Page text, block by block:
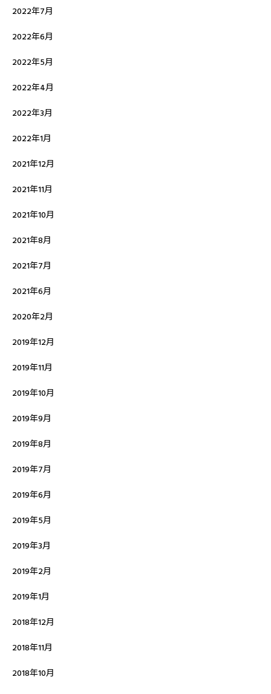
2022年7月
2022年6月
2022年5月
2022年4月
2022年3月
2022年1月
2021年12月
2021年11月
2021年10月
2021年8月
2021年7月
2021年6月
2020年2月
2019年12月
2019年11月
2019年10月
2019年9月
2019年8月
2019年7月
2019年6月
2019年5月
2019年3月
2019年2月
2019年1月
2018年12月
2018年11月
2018年10月